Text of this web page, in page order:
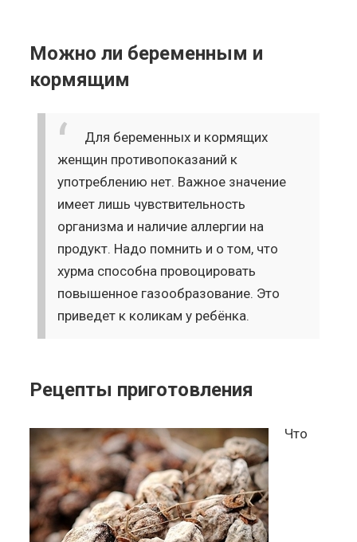
Можно ли беременным и
кормящим
Для беременных и кормящих
женщин противопоказаний к
употреблению нет. Важное значение
имеет лишь чувствительность
организма и наличие аллергии на
продукт. Надо помнить и о том, что
хурма способна провоцировать
повышенное газообразование. Это
приведет к коликам у ребёнка.
Рецепты приготовления
Что